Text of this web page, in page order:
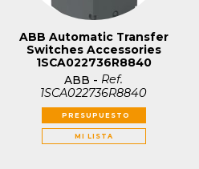
ABB Automatic Transfer
Switches Accessories
1SCA022736R8840
ABB - Ref.
1SCA022736R8840
PRESUPUESTO
MI LISTA